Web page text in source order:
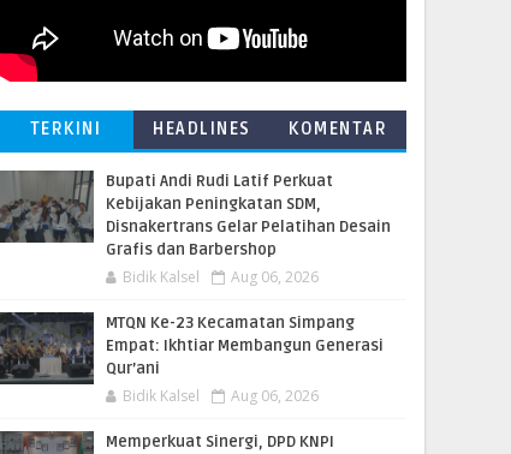
TERKINI HEADLINES KOMENTAR
Bupati Andi Rudi Latif Perkuat
Kebijakan Peningkatan SDM,
Disnakertrans Gelar Pelatihan Desain
Grafis dan Barbershop
Bidik Kalsel Aug 06, 2026
MTQN Ke-23 Kecamatan Simpang
Empat: Ikhtiar Membangun Generasi
Qur’ani
Bidik Kalsel Aug 06, 2026
Memperkuat Sinergi, DPD KNPI